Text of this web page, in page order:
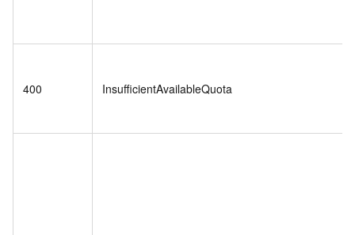
400 InsufficientAvailableQuota